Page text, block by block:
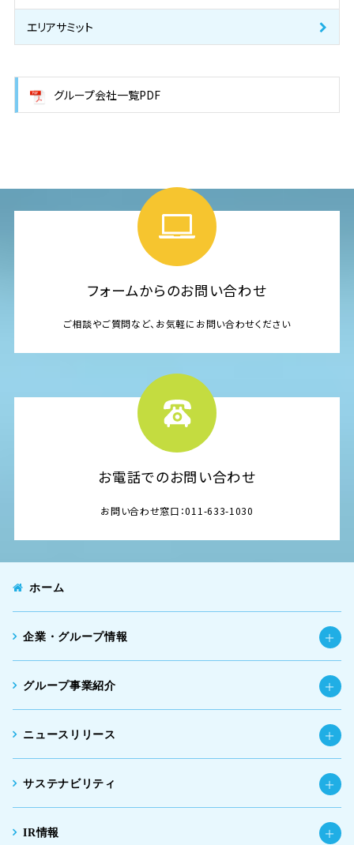
エリアサミット
グループ会社一覧PDF
フォームからのお問い合わせ
ご相談やご質問など、お気軽にお問い合わせください
お電話でのお問い合わせ
お問い合わせ窓口：011-633-1030
ホーム
企業・グループ情報
グループ事業紹介
ニュースリリース
サステナビリティ
IR情報